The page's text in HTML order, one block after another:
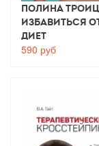
Полина
избавиться
диет
590 руб